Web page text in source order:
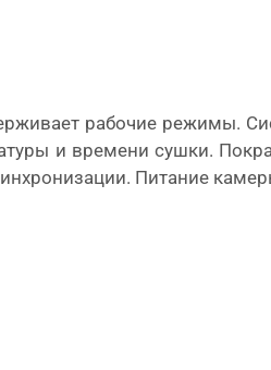
рабочие режимы.
и времени сушки.
Питание